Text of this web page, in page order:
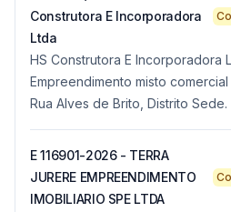
Construtora E Incorporadora
Ltda
HS Construtora E Incorporadora
Empreendimento misto
Rua Alves de Brito, Distrito Sede.
E 116901-2026 - TERRA
JURERE EMPREENDIMENTO
IMOBILIARIO SPE LTDA